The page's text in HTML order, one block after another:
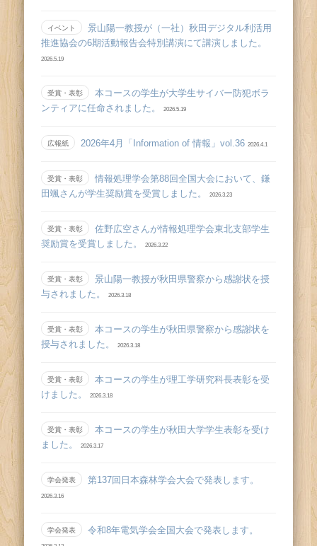
イベント
景山陽一教授が（一社）秋田デジタル利活用
推進協会の6期活動報告会特別講演にて講演しました。
2026.5.19
受賞・表彰
本コースの学生が大学生サイバー防犯ボラ
ンティアに任命されました。
2026.5.19
広報紙 2026年4月「Information of 情報」vol.36 2026.4.1
受賞・表彰
情報処理学会第88回全国大会において、鎌
田颯さんが学生奨励賞を受賞しました。
2026.3.23
受賞・表彰
佐野広空さんが情報処理学会東北支部学生
奨励賞を受賞しました。
2026.3.22
受賞・表彰
景山陽一教授が秋田県警察から感謝状を授
与されました。
2026.3.18
受賞・表彰
本コースの学生が秋田県警察から感謝状を
授与されました。
2026.3.18
受賞・表彰
本コースの学生が理工学研究科長表彰を受
けました。
2026.3.18
受賞・表彰
本コースの学生が秋田大学学生表彰を受け
ました。
2026.3.17
学会発表 第137回日本森林学会大会で発表します。
2026.3.16
学会発表 令和8年電気学会全国大会で発表します。